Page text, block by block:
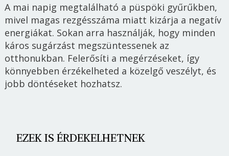
A mai napig megtalálható a püspöki gyűrűkben,
mivel magas rezgésszáma miatt kizárja a negatív
energiákat. Sokan arra használják, hogy minden
káros sugárzást megszüntessenek az
otthonukban. Felerősíti a megérzéseket, így
könnyebben érzékelheted a közelgő veszélyt, és
jobb döntéseket hozhatsz.
EZEK IS ÉRDEKELHETNEK